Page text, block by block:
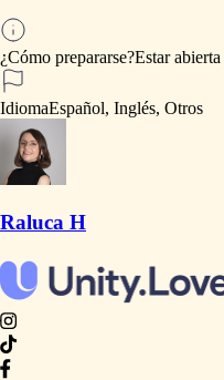
¿Cómo prepararse?Estar abierta
IdiomaEspañol, Inglés, Otros
Raluca H